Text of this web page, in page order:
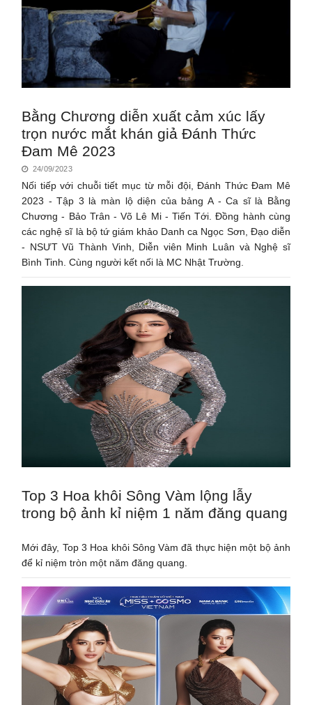
Bằng Chương diễn xuất cảm xúc lấy
trọn nước mắt khán giả Đánh Thức
Đam Mê 2023
24/09/2023
Nối tiếp với chuỗi tiết mục từ mỗi đội, Đánh Thức Đam Mê
2023 - Tập 3 là màn lộ diện của bảng A - Ca sĩ là Bằng
Chương - Bảo Trân - Võ Lê Mi - Tiến Tới. Đồng hành cùng
các nghệ sĩ là bộ tứ giám khảo Danh ca Ngọc Sơn, Đạo diễn
- NSƯT Vũ Thành Vinh, Diễn viên Minh Luân và Nghệ sĩ
Bình Tinh. Cùng người kết nối là MC Nhật Trường.
Top 3 Hoa khôi Sông Vàm lộng lẫy
trong bộ ảnh kỉ niệm 1 năm đăng quang
Mới đây, Top 3 Hoa khôi Sông Vàm đã thực hiện một bộ ảnh
để kỉ niệm tròn một năm đăng quang.